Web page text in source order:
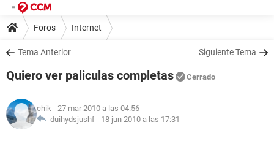
Foros Internet
Tema Anterior Siguiente Tema
Quiero ver paliculas completas Cerrado
chik - 27 mar 2010 a las 04:56
duihydsjushf - 18 jun 2010 a las 17:31